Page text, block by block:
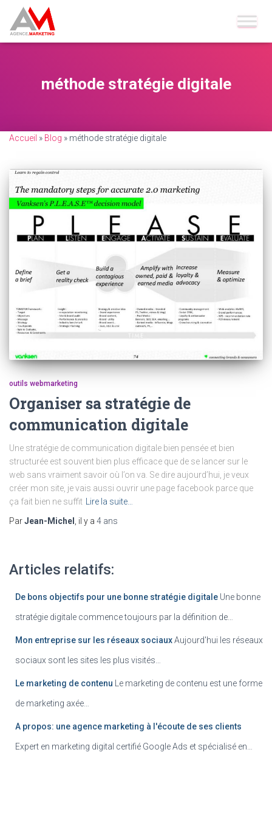
méthode stratégie digitale
Accueil » Blog » méthode stratégie digitale
outils webmarketing
Organiser sa stratégie de
communication digitale
Une stratégie de communication digitale bien pensée et bien
structurée est souvent bien plus efficace que de se lancer sur le
web sans vraiment savoir où l’on va. Se dire aujourd’hui, je veux
créer mon site, je vais aussi ouvrir une page facebook parce que
ça fait bien ne suffit Lire la suite…
ParJean-Michel , il y a 4 ans
Articles relatifs:
De bons objectifs pour une bonne stratégie digitale Une bonne
stratégie digitale commence toujours par la définition de…
Mon entreprise sur les réseaux sociauxAujourd'hui les réseaux
sociaux sont les sites les plus visités…
Le marketing de contenu Le marketing de contenu est une forme
de marketing axée…
A propos: une agence marketing à l'écoute de ses clients
Expert en marketing digital certifié Google Ads et spécialisé en…